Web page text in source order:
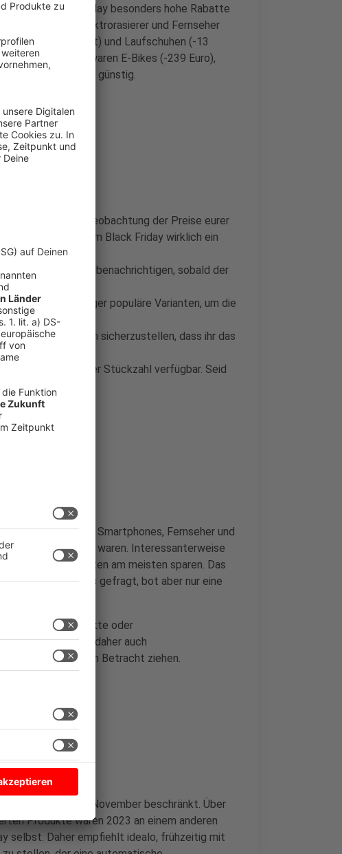
letzten Black Friday besonders hohe Rabatte
16 Prozent, Elektrorasierer und Fernseher
(-16 Prozent) und Laufschuhen (-13
Zahlen waren E-Bikes (-239 Euro),
Euro) besonders günstig.
Black Friday
Oktober mit der Beobachtung der Preise eurer
ob ein Angebot am Black Friday wirklich ein
die euch benachrichtigen, sobald der
oder weniger populäre Varianten, um die
wie idealo, um sicherzustellen, dass ihr das
nur in begrenzter Stückzahl verfügbar. Seid
2023 zählten Smartphones, Fernseher und
Prozent günstiger waren. Interessanterweise
Konsumenten am meisten sparen. Das
besonders gefragt, bot aber nur eine
Produkte oder
möchte, sollte daher auch
Farbvarianten in Betracht ziehen.
Freitag im November beschränkt. Über
Produkte waren 2023 an einem anderen
selbst. Daher empfiehlt idealo, frühzeitig mit